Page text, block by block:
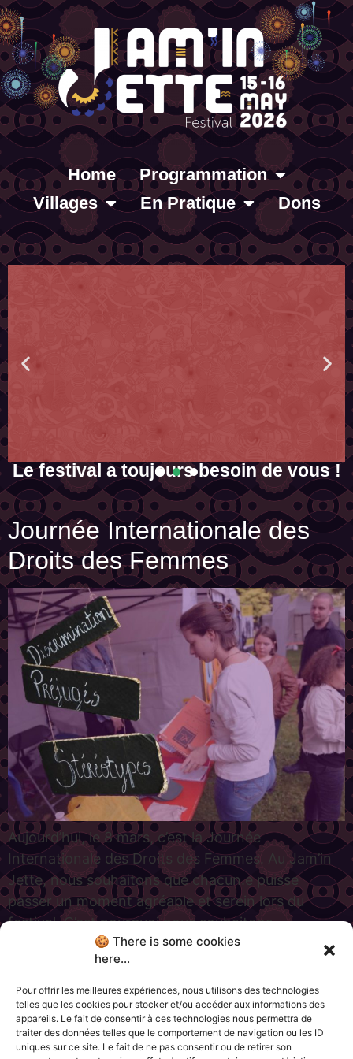
🍪 There is some cookies
here...
Pour offrir les meilleures expériences, nous utilisons des technologies
telles que les cookies pour stocker et/ou accéder aux informations des
appareils. Le fait de consentir à ces technologies nous permettra de
traiter des données telles que le comportement de navigation ou les ID
uniques sur ce site. Le fait de ne pas consentir ou de retirer son
Home
Programmation
Villages
En Pratique Dons
Le festival a toujours besoin de vous !
La Gratuité a un prix. Aide-nous à faire que cette édition ne soit pas
la dernière...
En savoir plus
Journée Internationale des
Droits des Femmes
Aujourd’hui, le 8 mars, c’est la Journée
Internationale des Droits des Femmes. Au Jam’in
Jette, nous souhaitons que chacun.e puisse
passer un moment agréable et serein lors du
festival. C’est pourquoi nous souhaitons
aujourd’hui sensibiliser aux violences sexuelles en
milieu festif. Toutes les formes de violences
sexuelles sont graves et punissables par la loi.
Pour […]